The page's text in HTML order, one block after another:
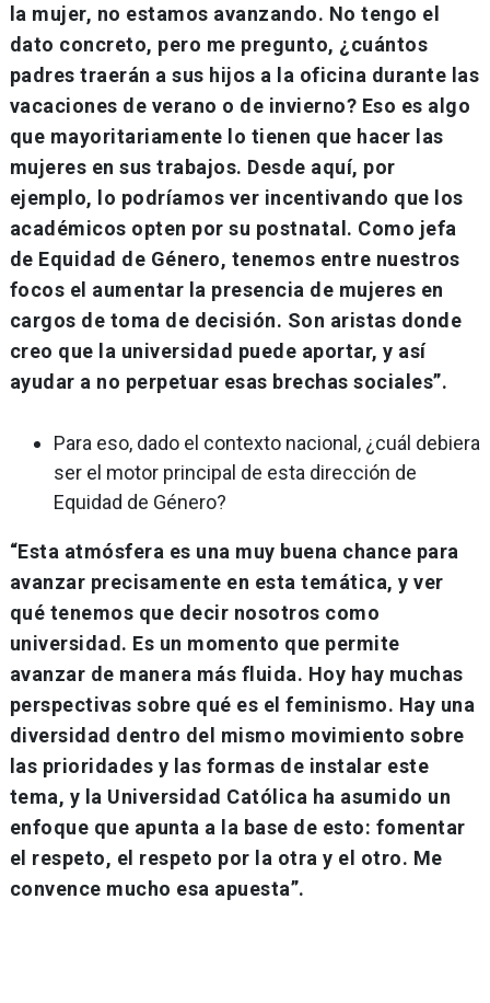
la mujer, no estamos avanzando. No tengo el
dato concreto, pero me pregunto, ¿cuántos
padres traerán a sus hijos a la oficina durante las
vacaciones de verano o de invierno? Eso es algo
que mayoritariamente lo tienen que hacer las
mujeres en sus trabajos. Desde aquí, por
ejemplo, lo podríamos ver incentivando que los
académicos opten por su postnatal. Como jefa
de Equidad de Género, tenemos entre nuestros
focos el aumentar la presencia de mujeres en
cargos de toma de decisión. Son aristas donde
creo que la universidad puede aportar, y así
ayudar a no perpetuar esas brechas sociales”.
Para eso, dado el contexto nacional, ¿cuál debiera
ser el motor principal de esta dirección de
Equidad de Género?
“Esta atmósfera es una muy buena chance para
avanzar precisamente en esta temática, y ver
qué tenemos que decir nosotros como
universidad. Es un momento que permite
avanzar de manera más fluida. Hoy hay muchas
perspectivas sobre qué es el feminismo. Hay una
diversidad dentro del mismo movimiento sobre
las prioridades y las formas de instalar este
tema, y la Universidad Católica ha asumido un
enfoque que apunta a la base de esto: fomentar
el respeto, el respeto por la otra y el otro. Me
convence mucho esa apuesta”.